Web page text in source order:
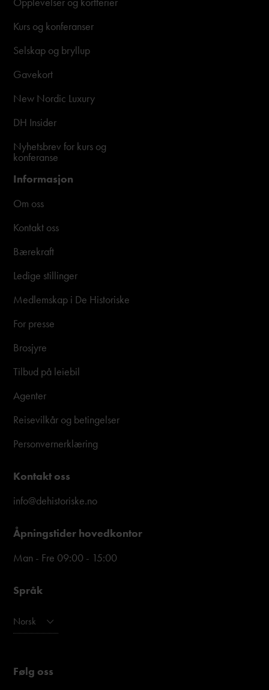
Kurs og konferanser
Selskap og bryllup
Gavekort
New Nordic Luxury
DH Insider
Nyhetsbrev for kurs og
konferanse
Informasjon
Om oss
Kontakt oss
Bærekraft
Ledige stillinger
Medlemskap i De Historiske
For presse
Brosjyre
Tilbud på leiebil
Agenter
Reisevilkår og betingelser
Personvernerklæring
Kontakt oss
info@dehistoriske.no
Åpningstider hovedkontor
Man - Fre 09:00 - 15:00
Språk
Norsk
Følg oss